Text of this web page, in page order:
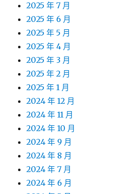
2025 年 7 月
2025 年 6 月
2025 年 5 月
2025 年 4 月
2025 年 3 月
2025 年 2 月
2025 年 1 月
2024 年 12 月
2024 年 11 月
2024 年 10 月
2024 年 9 月
2024 年 8 月
2024 年 7 月
2024 年 6 月